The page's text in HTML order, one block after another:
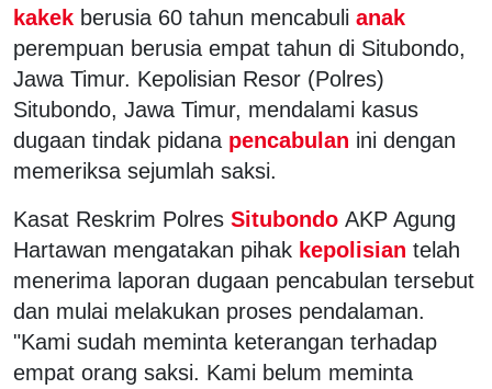
kakek berusia 60 tahun mencabuli anak
perempuan berusia empat tahun di Situbondo,
Jawa Timur. Kepolisian Resor (Polres)
Situbondo, Jawa Timur, mendalami kasus
dugaan tindak pidana pencabulan ini dengan
memeriksa sejumlah saksi.
Kasat Reskrim Polres Situbondo AKP Agung
Hartawan mengatakan pihak kepolisian telah
menerima laporan dugaan pencabulan tersebut
dan mulai melakukan proses pendalaman.
"Kami sudah meminta keterangan terhadap
empat orang saksi. Kami belum meminta